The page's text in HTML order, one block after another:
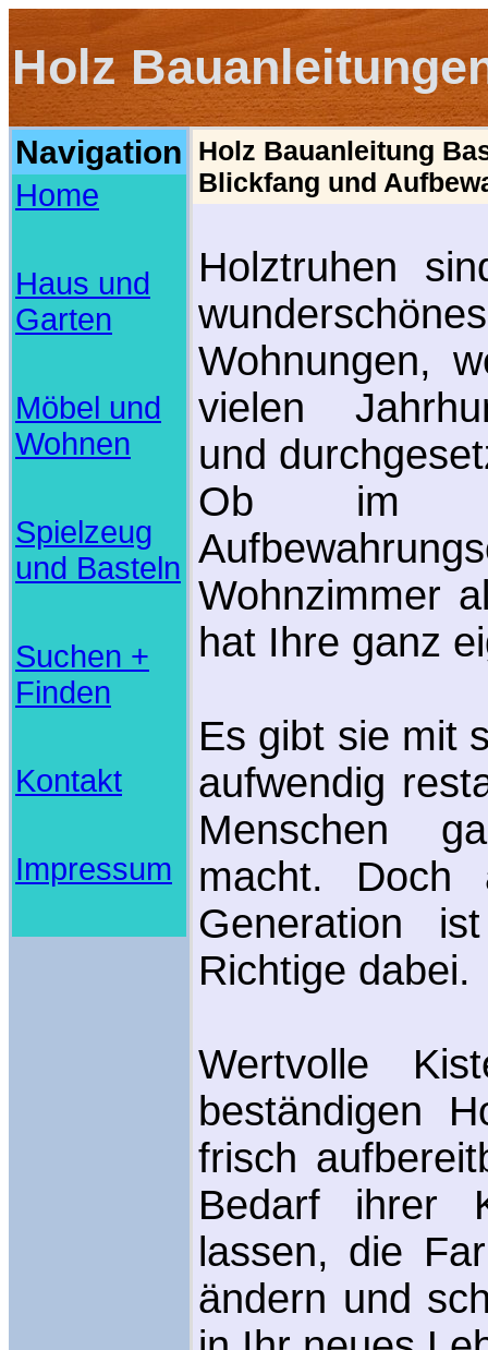
Holz
Navigation
Home
Haus und
Garten
Möbel und
Wohnen
Spielzeug
und Basteln
Suchen +
Finden
Kontakt
Impressum
Holz Bauanleitung
Blickfang und
Holztruhen
Wohnungen,
vielen
und
Ob im
Wohnzimmer
hat Ihre ganz
Es gibt sie mit
aufwendig
Menschen
macht. Doch
Generation
Richtige dabei.
Wertvolle
beständigen
frisch
Bedarf ihrer
lassen, die
ändern und